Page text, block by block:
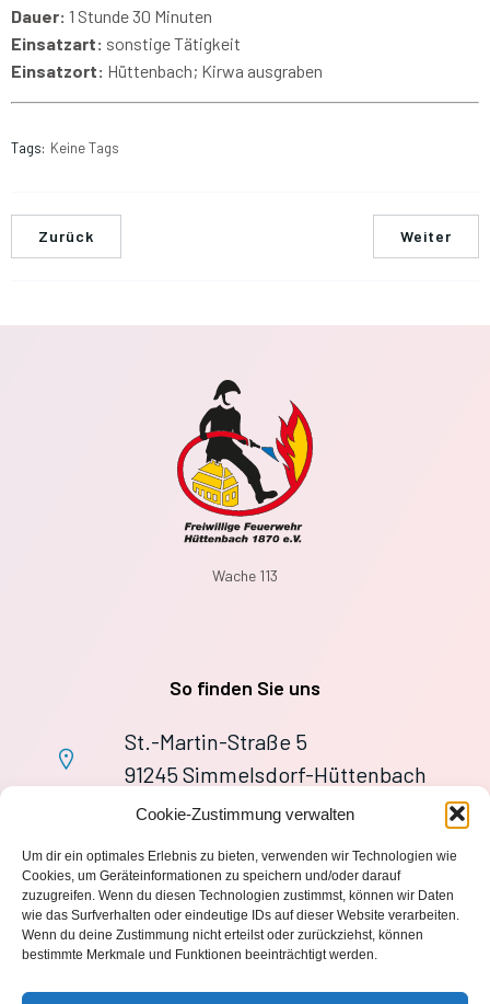
Cookie-Zustimmung verwalten
Um dir ein optimales Erlebnis zu bieten, verwenden wir Technologien wie
Cookies, um Geräteinformationen zu speichern und/oder darauf
zuzugreifen. Wenn du diesen Technologien zustimmst, können wir Daten
wie das Surfverhalten oder eindeutige IDs auf dieser Website verarbeiten.
Wenn du deine Zustimmung nicht erteilst oder zurückziehst, können
bestimmte Merkmale und Funktionen beeinträchtigt werden.
Dauer: 1 Stunde 30 Minuten
Einsatzart: sonstige Tätigkeit
Einsatzort: Hüttenbach; Kirwa ausgraben
Tags: Keine Tags
Zurück Weiter
Wache 113
So finden Sie uns
St.-Martin-Straße 5
91245 Simmelsdorf-Hüttenbach
+49 9155 9279727
wache113@ff-huettenbach.de